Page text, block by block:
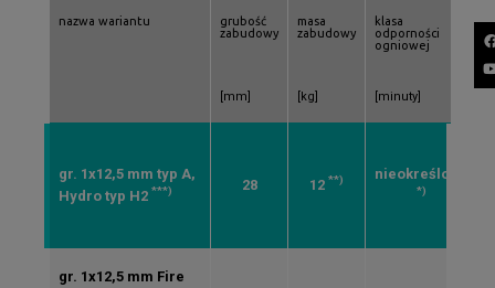
nazwa wariantu
grubość
zabudowy
[mm]
masa
zabudowy
[kg]
klasa
odporności
ogniowej
[minuty]
gr. 1x12,5 mm typ A,
Hydro typ H2***) 28 12**) nieokreślona
*)
gr. 1x12,5 mm Fire